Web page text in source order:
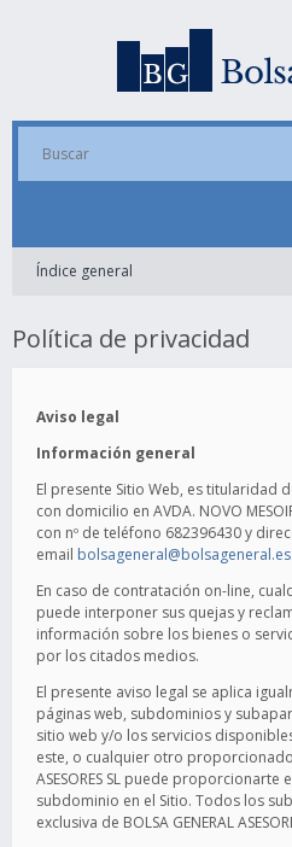
Índice general
Política de privacidad
Aviso legal
Información general
El presente Sitio Web, es titularidad de
con domicilio en AVDA. NOVO
con nº de teléfono 682396430 y
email bolsageneral@bolsageneral.es
En caso de contratación on-line,
puede interponer sus quejas y
información sobre los bienes o
por los citados medios.
El presente aviso legal se aplica
páginas web, subdominios y
sitio web y/o los servicios
este, o cualquier otro proporcionado
ASESORES SL puede proporcionarte
subdominio en el Sitio. Todos los
exclusiva de BOLSA GENERAL